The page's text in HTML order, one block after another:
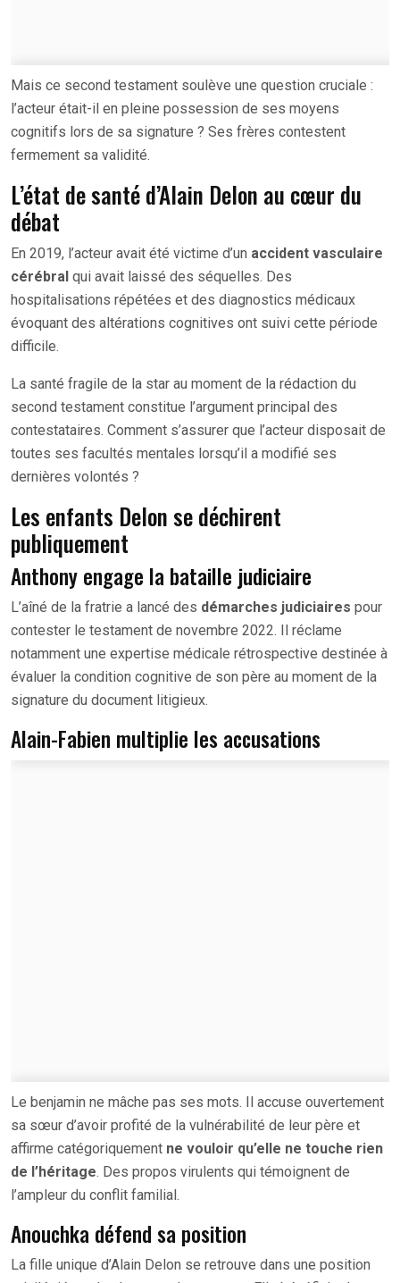
Mais ce second testament soulève une question cruciale :
l’acteur était-il en pleine possession de ses moyens
cognitifs lors de sa signature ? Ses frères contestent
fermement sa validité.
L’état de santé d’Alain Delon au cœur du
débat
En 2019, l’acteur avait été victime d’un accident vasculaire
cérébral qui avait laissé des séquelles. Des
hospitalisations répétées et des diagnostics médicaux
évoquant des altérations cognitives ont suivi cette période
difficile.
La santé fragile de la star au moment de la rédaction du
second testament constitue l’argument principal des
contestataires. Comment s’assurer que l’acteur disposait de
toutes ses facultés mentales lorsqu’il a modifié ses
dernières volontés ?
Les enfants Delon se déchirent
publiquement
Anthony engage la bataille judiciaire
L’aîné de la fratrie a lancé des démarches judiciaires pour
contester le testament de novembre 2022. Il réclame
notamment une expertise médicale rétrospective destinée à
évaluer la condition cognitive de son père au moment de la
signature du document litigieux.
Alain-Fabien multiplie les accusations
Le benjamin ne mâche pas ses mots. Il accuse ouvertement
sa sœur d’avoir profité de la vulnérabilité de leur père et
affirme catégoriquement ne vouloir qu’elle ne touche rien
de l’héritage. Des propos virulents qui témoignent de
l’ampleur du conflit familial.
Anouchka défend sa position
La fille unique d’Alain Delon se retrouve dans une position